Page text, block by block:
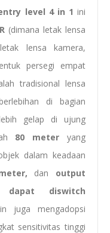
level 4 in 1 ini
(dimana letak lensa
lensa kamera,
persegi empat
tradisional lensa
di bagian
gelap di ujung
80 meter yang
dalam keadaan
dan output
diswitch
juga mengadopsi
sensitivitas tinggi